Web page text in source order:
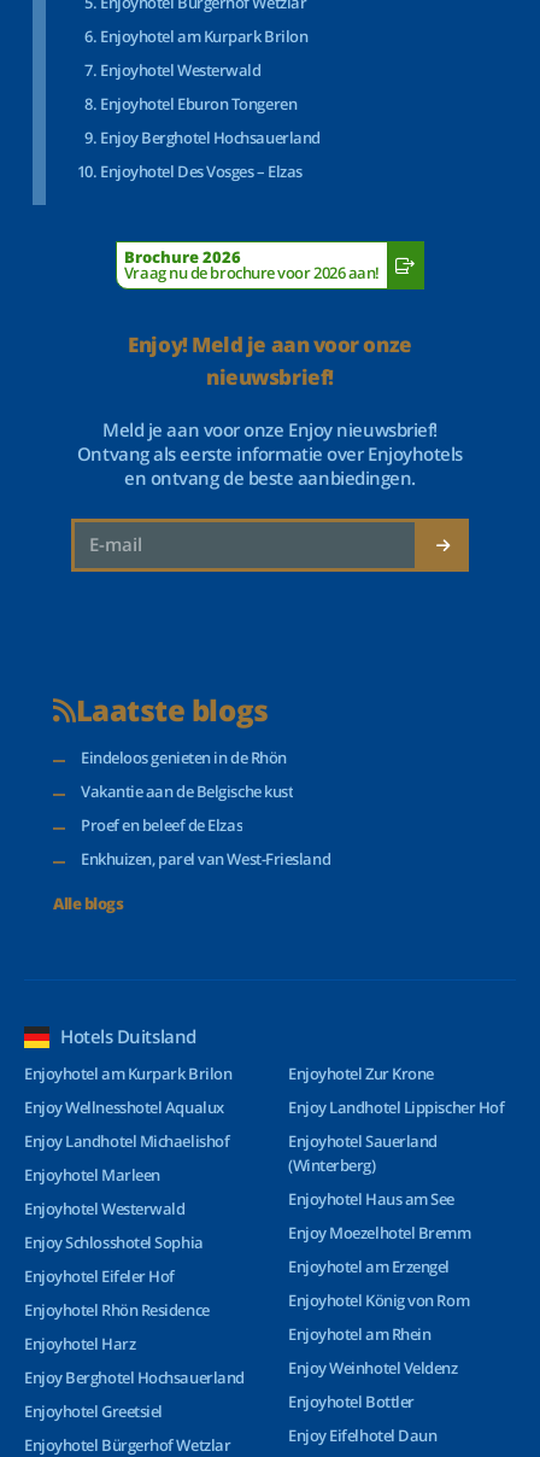
Enjoyhotel am Kurpark Brilon
Enjoyhotel Westerwald
Enjoyhotel Eburon Tongeren
Enjoy Berghotel Hochsauerland
Enjoyhotel Des Vosges – Elzas
Brochure 2026
Vraag nu de brochure voor 2026 aan!
Enjoy! Meld je aan voor onze
nieuwsbrief!
Meld je aan voor onze Enjoy nieuwsbrief!
Ontvang als eerste informatie over Enjoyhotels
en ontvang de beste aanbiedingen.
Laatste blogs
Eindeloos genieten in de Rhön
Vakantie aan de Belgische kust
Proef en beleef de Elzas
Enkhuizen, parel van West-Friesland
Alle blogs
Hotels Duitsland
Enjoyhotel am Kurpark Brilon
Enjoy Wellnesshotel Aqualux
Enjoy Landhotel Michaelishof
Enjoyhotel Marleen
Enjoyhotel Westerwald
Enjoy Schlosshotel Sophia
Enjoyhotel Eifeler Hof
Enjoyhotel Rhön Residence
Enjoyhotel Harz
Enjoy Berghotel Hochsauerland
Enjoyhotel Greetsiel
Enjoyhotel Bürgerhof Wetzlar
Enjoyhotel Zur Krone
Enjoy Landhotel Lippischer Hof
Enjoyhotel Sauerland
(Winterberg)
Enjoyhotel Haus am See
Enjoy Moezelhotel Bremm
Enjoyhotel am Erzengel
Enjoyhotel König von Rom
Enjoyhotel am Rhein
Enjoy Weinhotel Veldenz
Enjoyhotel Bottler
Enjoy Eifelhotel Daun